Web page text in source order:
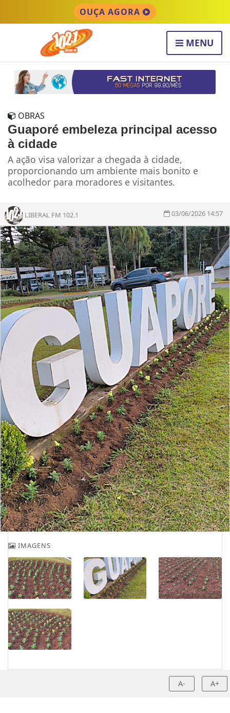
OUÇA AGORA
MENU
OBRAS
Guaporé embeleza principal acesso
à cidade
A ação visa valorizar a chegada à cidade,
proporcionando um ambiente mais bonito e
acolhedor para moradores e visitantes.
LIBERAL FM 102.1 03/06/2026 14:57
IMAGENS
A- A+